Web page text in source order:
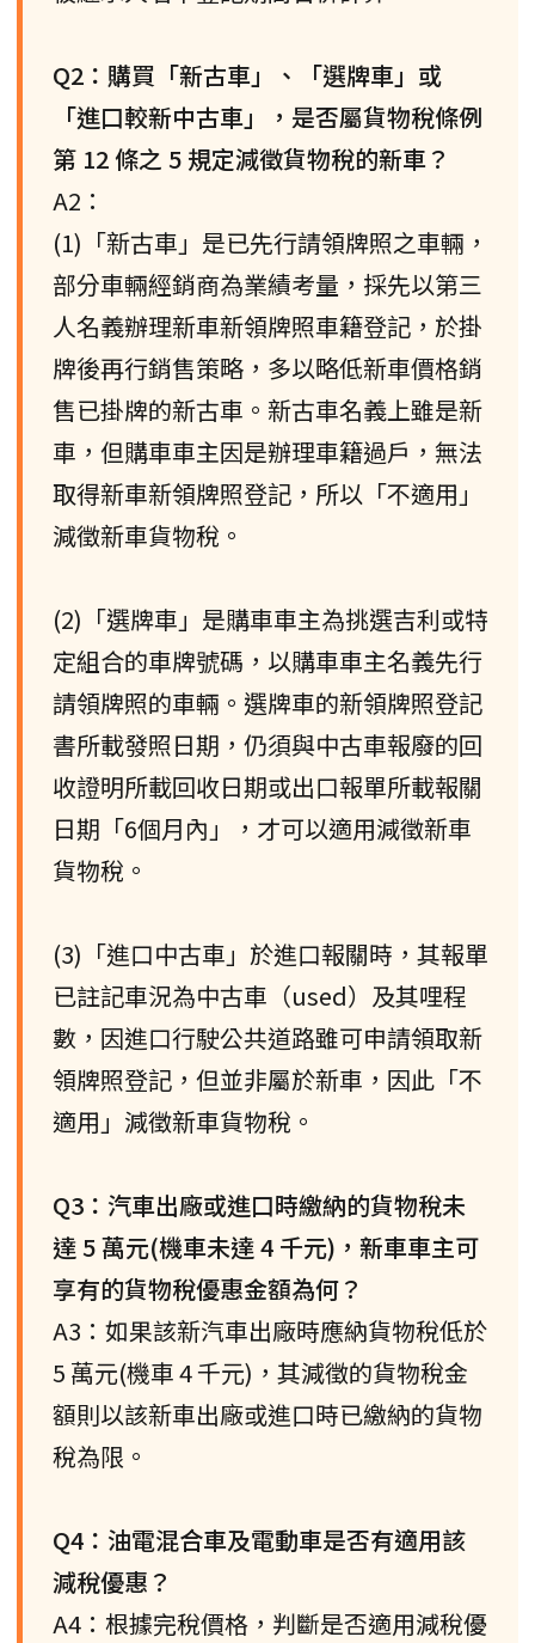
Q2：購買「新古車」、「選牌車」或
「進口較新中古車」，是否屬貨物稅條例
第 12 條之 5 規定減徵貨物稅的新車？
A2：
(1)「新古車」是已先行請領牌照之車輛，
部分車輛經銷商為業績考量，採先以第三
人名義辦理新車新領牌照車籍登記，於掛
牌後再行銷售策略，多以略低新車價格銷
售已掛牌的新古車。新古車名義上雖是新
車，但購車車主因是辦理車籍過戶，無法
取得新車新領牌照登記，所以「不適用」
減徵新車貨物稅。
(2)「選牌車」是購車車主為挑選吉利或特
定組合的車牌號碼，以購車車主名義先行
請領牌照的車輛。選牌車的新領牌照登記
書所載發照日期，仍須與中古車報廢的回
收證明所載回收日期或出口報單所載報關
日期「6個月內」，才可以適用減徵新車
貨物稅。
(3)「進口中古車」於進口報關時，其報單
已註記車況為中古車（used）及其哩程
數，因進口行駛公共道路雖可申請領取新
領牌照登記，但並非屬於新車，因此「不
適用」減徵新車貨物稅。
Q3：汽車出廠或進口時繳納的貨物稅未
達 5 萬元(機車未達 4 千元)，新車車主可
享有的貨物稅優惠金額為何？
A3：如果該新汽車出廠時應納貨物稅低於
5 萬元(機車 4 千元)，其減徵的貨物稅金
額則以該新車出廠或進口時已繳納的貨物
稅為限。
Q4：油電混合車及電動車是否有適用該
減稅優惠？
A4：根據完稅價格，判斷是否適用減稅優